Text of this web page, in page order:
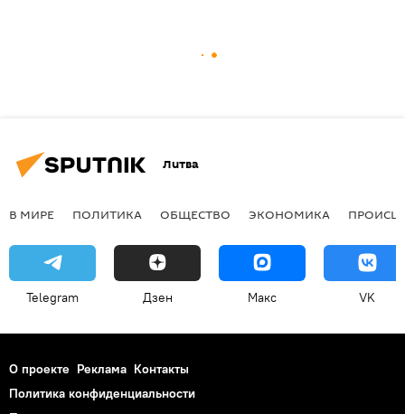
Литва
В МИРЕ ПОЛИТИКА ОБЩЕСТВО ЭКОНОМИКА
Telegram Дзен Макс VK
О проекте Реклама Контакты
Политика конфиденциальности